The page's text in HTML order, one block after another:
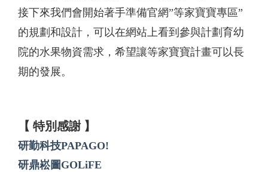
接下來我們會開始著手準備官網”等家寶寶專區”
的規劃和設計， 可以在網站上看到參與計劃育幼
院的水果物資需求， 希望讓等家寶寶計畫可以長
期的發展。
【 特別感謝 】
研勤科技PAPAGO!
研鼎崧圖GOLiFE